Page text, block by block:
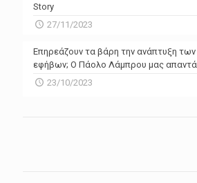
Story
27/11/2023
Επηρεάζουν τα βάρη την ανάπτυξη των
εφήβων; Ο Πάολο Λάμπρου μας απαντά
23/10/2023